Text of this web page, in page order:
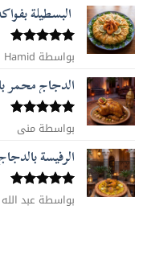
البسطيلة
تم التقييم
5من 5
بواسطة Hamid Hamid
الدجاج محمر
تم التقييم
5من 5
بواسطة منى
الرفيسة
تم التقييم
5من 5
بواسطة عبد الله